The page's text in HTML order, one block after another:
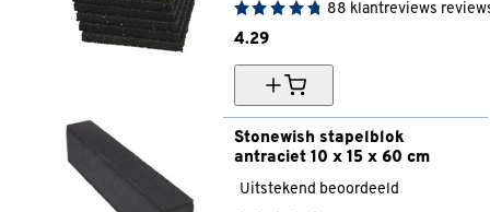
88 klantreviews
4.29
Stonewish stapelblok
antraciet 10 x 15 x 60 cm
Uitstekend beoordeeld